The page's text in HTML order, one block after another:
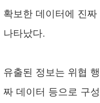
확보한 데이터에 진
나타났다.
유출된 정보는 위협
짜 데이터 등으로 구